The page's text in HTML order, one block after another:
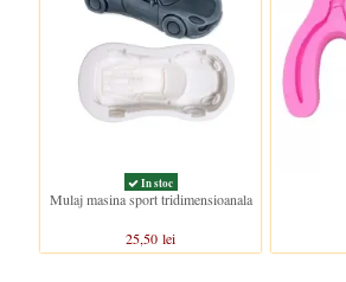
In stoc
Mulaj masina sport tridimensioanala
25,50 lei